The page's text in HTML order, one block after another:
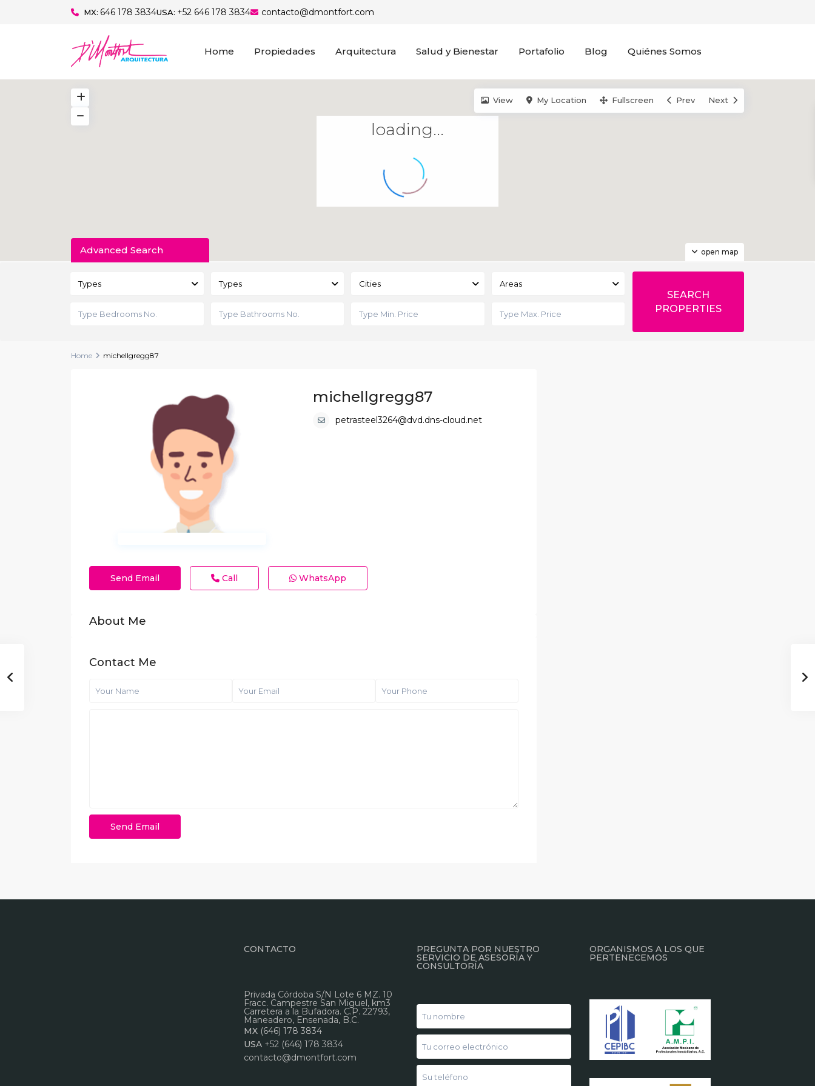
MX: 646 178 3834USA: +52 646 178 3834 contacto@dmontfort.com
Home Propiedades Arquitectura Salud y Bienestar Portafolio Blog Quiénes Somos
loading...
open map
View My Location Fullscreen Prev Next
Advanced Search
Types Types Cities Areas
Home michellgregg87
michellgregg87
petrasteel3264@dvd.dns-cloud.net
Send Email Call WhatsApp
About Me
Contact Me
CONTACTO
Privada Córdoba S/N Lote 6 MZ. 10
Fracc. Campestre San Miguel, km3
Carretera a la Bufadora. C.P. 22793,
Maneadero, Ensenada, B.C.
MX (646) 178 3834
USA +52 (646) 178 3834
contacto@dmontfort.com
PREGUNTA POR NUESTRO
SERVICIO DE ASESORÍA Y
CONSULTORÍA
ORGANISMOS A LOS QUE
PERTENECEMOS